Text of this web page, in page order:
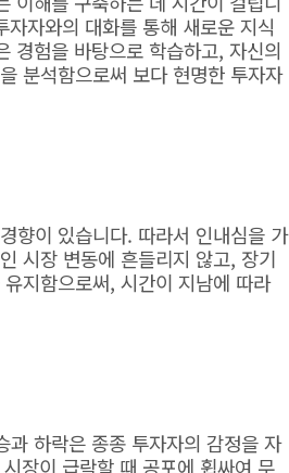
자와의 대화를 통해 새로운 지식
경험을 바탕으로 학습하고, 자신의
분석함으로써 보다 현명한 투자자
향이 있습니다. 따라서 인내심을 가
시장 변동에 흔들리지 않고, 장기
지함으로써, 시간이 지남에 따라
하락은 종종 투자자의 감정을 자
장이 급락할 때 공포에 휩싸여 무